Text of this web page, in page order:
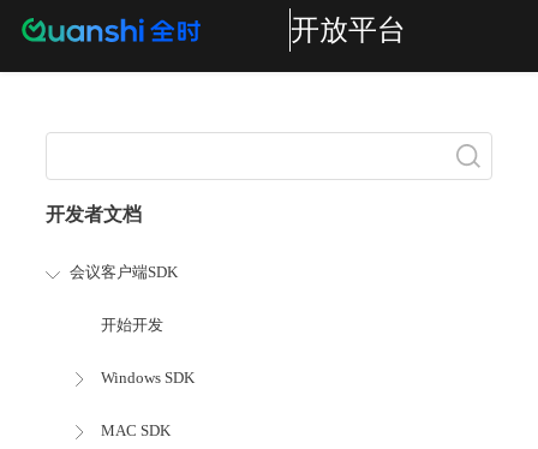
开放平台
开发者文档
会议客户端SDK
开始开发
Windows SDK
MAC SDK